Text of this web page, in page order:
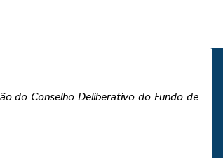
do Conselho Deliberativo do Fundo de